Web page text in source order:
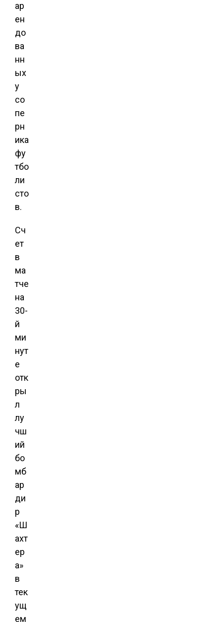
ар
ен
до
ва
нн
ых
у
со
пе
рн
ика
фу
тбо
ли
сто
в.
Сч
ет
в
ма
тче
на
30-
й
ми
нут
е
отк
ры
л
лу
чш
ий
бо
мб
ар
ди
р
«Ш
ахт
ер
а»
в
тек
ущ
ем